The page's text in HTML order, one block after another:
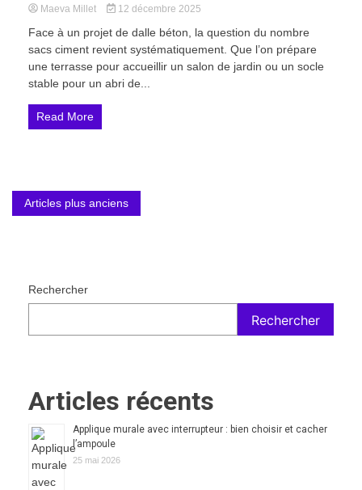
Maeva Millet 12 décembre 2025
Face à un projet de dalle béton, la question du nombre
sacs ciment revient systématiquement. Que l’on prépare
une terrasse pour accueillir un salon de jardin ou un socle
stable pour un abri de...
Read More
Navigation
Articles plus anciens
Rechercher
Rechercher
Articles récents
Applique murale avec interrupteur : bien choisir et cacher
l’ampoule
25 mai 2026